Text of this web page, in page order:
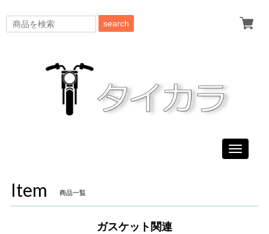
search
Toggle
Item 商品一覧
ガスケット関連